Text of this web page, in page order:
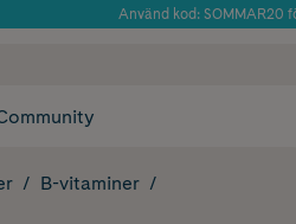
Använd kod: SOMMAR20
B-vitaminer